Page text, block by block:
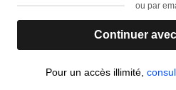
ou par
Continuer
Pour un accès illimité,